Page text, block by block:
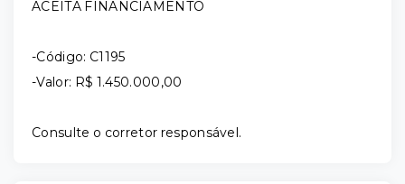
ACEITA FINANCIAMENTO
-Código: C1195
-Valor: R$ 1.450.000,00
Consulte o corretor responsável.